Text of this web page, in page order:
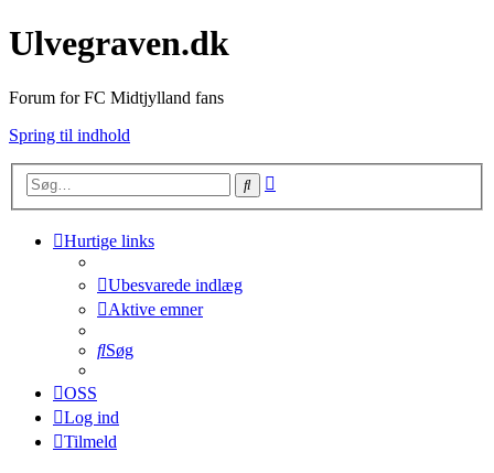
Ulvegraven.dk
Forum for FC Midtjylland fans
Spring til indhold
Søg
Hurtige links
Ubesvarede indlæg
Aktive emner
Søg
OSS
Log ind
Tilmeld